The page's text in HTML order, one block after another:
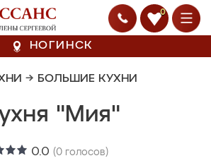
0
НОГИНСК
→ БОЛЬШИЕ КУХНИ
"Мия"
0.0 (0 голосов)